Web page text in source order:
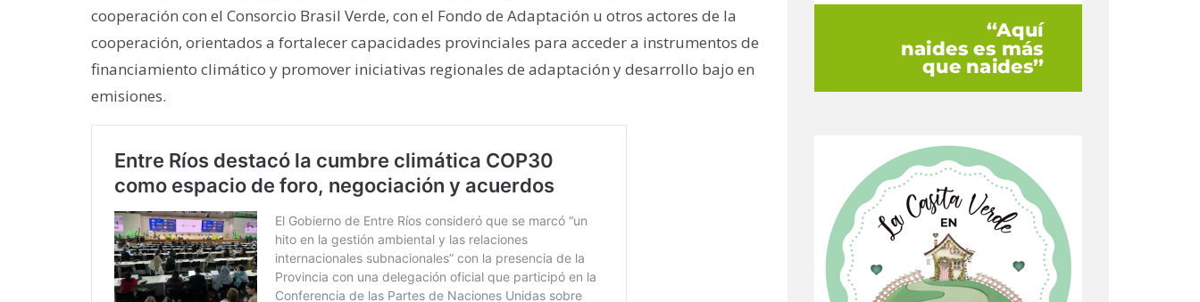
cooperación con el Consorcio Brasil Verde, con el Fondo de Adaptación u otros actores de la
cooperación, orientados a fortalecer capacidades provinciales para acceder a instrumentos de
financiamiento climático y promover iniciativas regionales de adaptación y desarrollo bajo en
emisiones.